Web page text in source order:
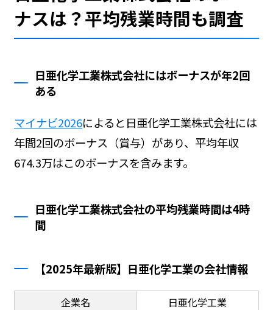
ナスは？平均残業時間も調査
日亜化学工業株式会社にはボーナスが年2回
ある
マイナビ2026によると日亜化学工業株式会社には
年間2回のボーナス（賞与）があり、平均年収
674.3万はこのボーナスを含みます。
日亜化学工業株式会社の平均残業時間は4時
間
【2025年最新版】日亜化学工業の会社情報
企業名
日亜化学工業